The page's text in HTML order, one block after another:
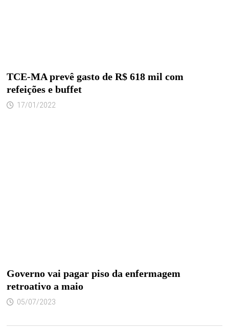
TCE-MA prevê gasto de R$ 618 mil com
refeições e buffet
17/01/2022
Governo vai pagar piso da enfermagem
retroativo a maio
05/07/2023